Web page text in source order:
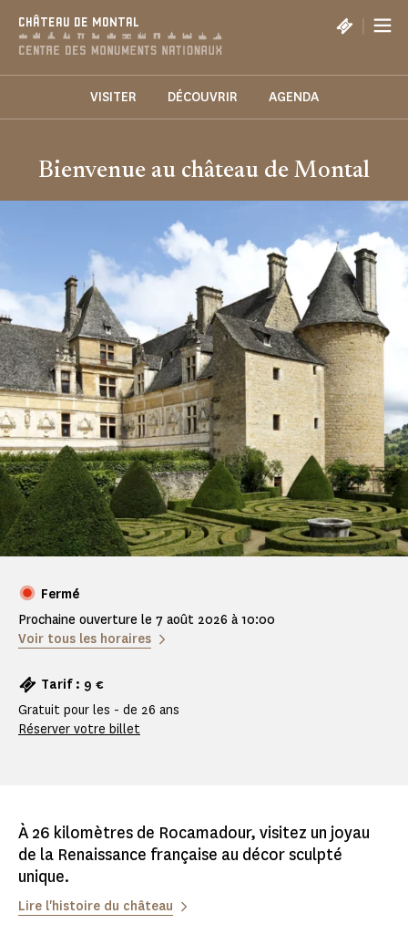
CHÂTEAU DE MONTAL |
VISITER DÉCOUVRIR AGENDA
Bienvenue au château de Montal
Fermé
Prochaine ouverture le 7 août 2026 à 10:00
Voir tous les horaires
Tarif : 9 €
Gratuit pour les - de 26 ans
Réserver votre billet
À 26 kilomètres de Rocamadour, visitez un joyau
de la Renaissance française au décor sculpté
unique.
Lire l'histoire du château